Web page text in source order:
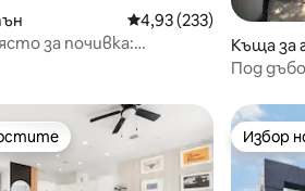
Средна оценка: 4,93
4,93 (233)
за почивка:
Къща за
Под
Избор
Избор